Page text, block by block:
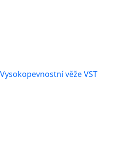
Vysokopevnostní věže VST